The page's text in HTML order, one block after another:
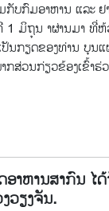
ບກົມອາຫານ ແລະ ຢ
ມິ​ຖຸ​ນ າຜ່ານມາ ທີ່ຫ້
ປັນກຽດຂອງທ່ານ ບຸນ
ກສ່ວນກ່ຽວຂ້ອງເຂົ້າຮ່
ອາຫານສາກົນ
ວຽງຈັນ.